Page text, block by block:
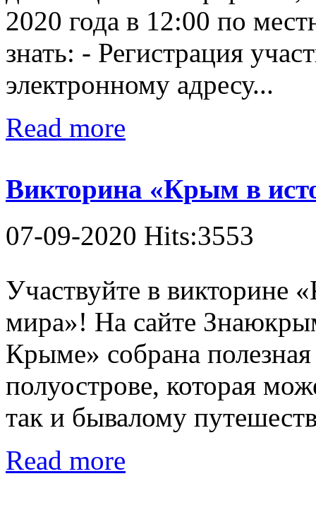
2020 года в 12:00 по
знать: - Регистрация
электронному адресу...
Read more
Викторина «Крым в
07-09-2020 Hits:3553
Участвуйте в викторине
мира»! На сайте
Крыме» собрана
полуострове, которая
так и бывалому
Read more